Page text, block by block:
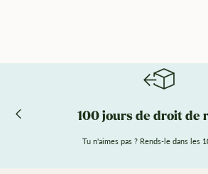
100 jours de droit de
Tu n'aimes pas ? Rends-le dans les